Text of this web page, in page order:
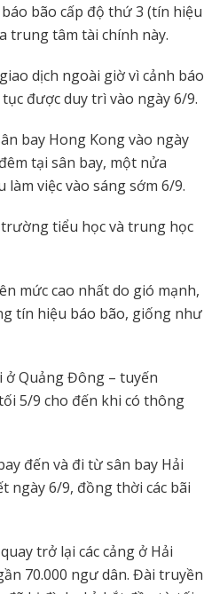
bão cấp độ thứ 3 (tín hiệu
trung tâm tài chính này.
dịch ngoài giờ vì cảnh báo
được duy trì vào ngày 6/9.
bay Hong Kong vào ngày
tại sân bay, một nửa
việc vào sáng sớm 6/9.
trường tiểu học và trung học
mức cao nhất do gió mạnh,
tín hiệu báo bão, giống như
ở Quảng Đông – tuyến
5/9 cho đến khi có thông
đến và đi từ sân bay Hải
ngày 6/9, đồng thời các bãi
trở lại các cảng ở Hải
70.000 ngư dân. Đài truyền